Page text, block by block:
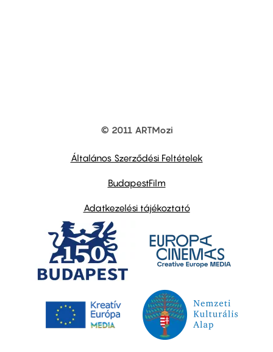
© 2011 ARTMozi
Általános Szerződési Feltételek
BudapestFilm
Adatkezelési tájékoztató